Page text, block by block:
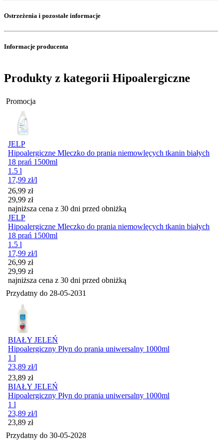
Ostrzeżenia i pozostałe informacje
Informacje producenta
Produkty z kategorii Hipoalergiczne
Promocja
JELP
Hipoalergiczne Mleczko do prania niemowlęcych tkanin białych
18 prań 1500ml
1.5 l
17,99 zł/l
Cena promocyjna
26,99 zł
29,99 zł
najniższa cena z 30 dni przed obniżką
JELP
Hipoalergiczne Mleczko do prania niemowlęcych tkanin białych
18 prań 1500ml
1.5 l
17,99 zł/l
Cena promocyjna
26,99 zł
29,99 zł
najniższa cena z 30 dni przed obniżką
Przydatny do 28-05-2031
BIAŁY JELEŃ
Hipoalergiczny Płyn do prania uniwersalny 1000ml
1 l
23,89 zł/l
Cena
23,89 zł
BIAŁY JELEŃ
Hipoalergiczny Płyn do prania uniwersalny 1000ml
1 l
23,89 zł/l
Cena
23,89 zł
Przydatny do 30-05-2028